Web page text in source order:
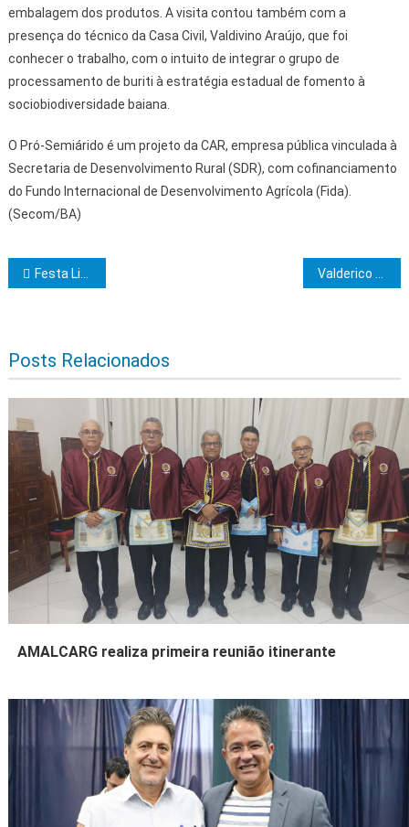
embalagem dos produtos. A visita contou também com a
presença do técnico da Casa Civil, Valdivino Araújo, que foi
conhecer o trabalho, com o intuito de integrar o grupo de
processamento de buriti à estratégia estadual de fomento à
sociobiodiversidade baiana.
O Pró-Semiárido é um projeto da CAR, empresa pública vinculada à
Secretaria de Desenvolvimento Rural (SDR), com cofinanciamento
do Fundo Internacional de Desenvolvimento Agrícola (Fida).
(Secom/BA)
Navegação de Post
Festa Literária de Ilhéus publica resultado de seleção de autores
Posts Relacionados
AMALCARG realiza primeira reunião itinerante